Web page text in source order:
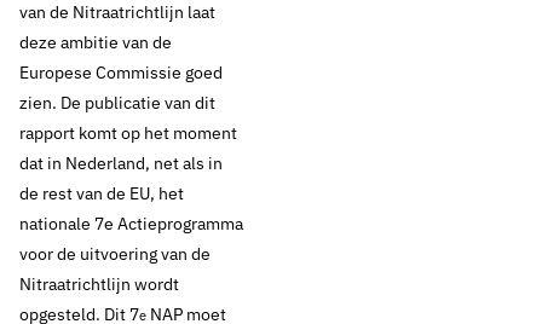
Europese Commissie
maant Nederland en
pleit voor meer
ambitie bij de
uitvoering van de
Nitraatrichtlijn
van de Nitraatrichtlijn laat
deze ambitie van de
Europese Commissie goed
zien. De publicatie van dit
rapport komt op het moment
dat in Nederland, net als in
de rest van de EU, het
nationale 7e Actieprogramma
voor de uitvoering van de
Nitraatrichtlijn wordt
opgesteld. Dit 7e NAP moet